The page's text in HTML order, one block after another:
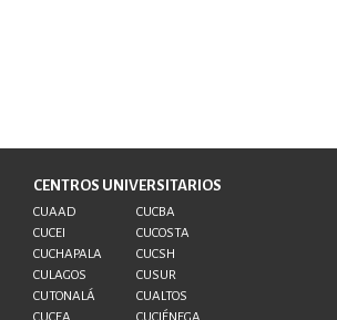
CENTROS UNIVERSITARIOS
CUAAD
CUCBA
CUCEI
CUCOSTA
CUCHAPALA
CUCSH
CULAGOS
CUSUR
CUTONALÁ
CUALTOS